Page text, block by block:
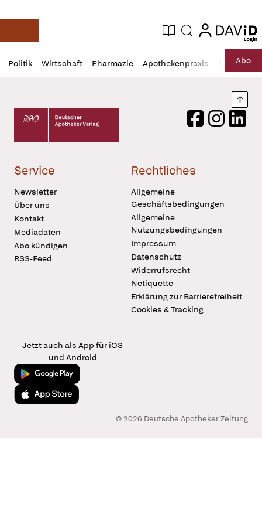
Deutsche Apotheker Zeitung
Aktuelle Ausgabe
Suche login
login
Politik Wirtschaft Pharmazie Apothekenpraxis RechtAbo
Profil
öffnen
Daz
Pur
Deutscher Apotheker Verlag Logo
FacebookInstagram
Service
Newsletter
Über uns
Kontakt
Mediadaten
Abo kündigen
RSS-Feed
Rechtliches
Allgemeine
Geschäftsbedingungen
Allgemeine
Nutzungsbedingungen
Impressum
Datenschutz
Widerrufsrecht
Netiquette
Erklärung zur Barrierefreiheit
Cookies & Tracking
Jetzt auch als App für iOS
und Android
Jetzt bei Google Play
Laden im App Store
© 2026 Deutsche Apotheker Zeitung